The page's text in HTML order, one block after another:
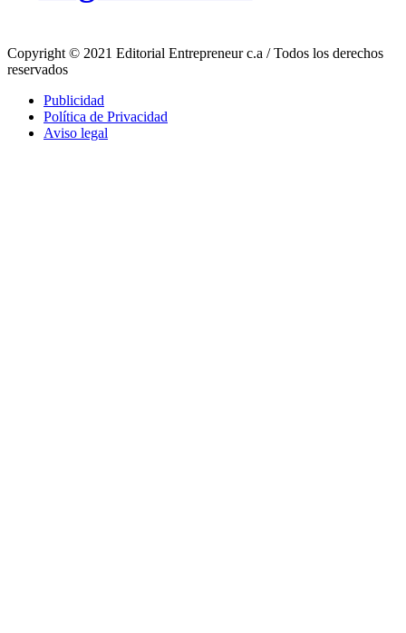
Copyright © 2021 Editorial Entrepreneur c.a / Todos los derechos
reservados
Publicidad
Política de Privacidad
Aviso legal